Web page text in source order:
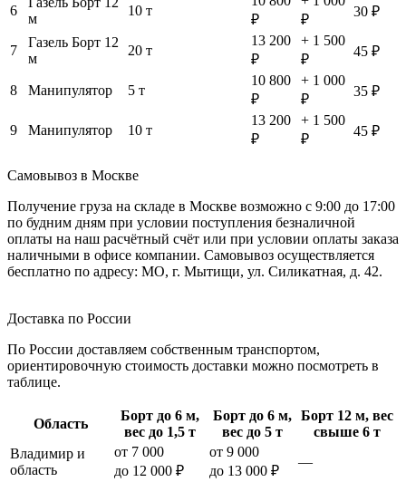
6
м
10 т
₽
₽
30 ₽
7
Газель Борт 12
м
20 т
13 200
₽
+ 1 500
₽
45 ₽
8 Манипулятор 5 т
10 800
₽
+ 1 000
₽
35 ₽
9 Манипулятор 10 т
13 200
₽
+ 1 500
₽
45 ₽
Самовывоз в Москве
Получение груза на складе в Москве возможно с 9:00 до 17:00
по будним дням при условии поступления безналичной
оплаты на наш расчётный счёт или при условии оплаты заказа
наличными в офисе компании. Самовывоз осуществляется
бесплатно по адресу: МО, г. Мытищи, ул. Силикатная, д. 42.
Доставка по России
По России доставляем собственным транспортом,
ориентировочную стоимость доставки можно посмотреть в
таблице.
Область
Борт до 6 м,
вес до 1,5 т
Борт до 6 м,
вес до 5 т
Борт 12 м, вес
свыше 6 т
Владимир и
область
от 7 000
до 12 000 ₽
от 9 000
до 13 000 ₽
—